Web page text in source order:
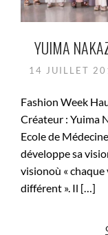
YUIMA
14 JUILLET
Fashion Week
Créateur : Yuima
Ecole de
développe sa
visionoù «
différent ». Il […]